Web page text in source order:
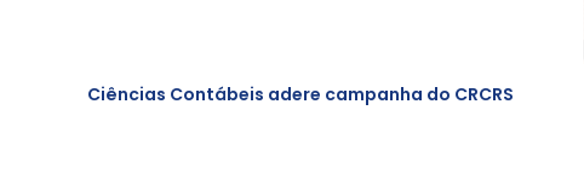
Ciências Contábeis adere campanha do CRCRS